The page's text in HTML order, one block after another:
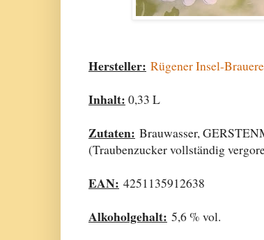
Hersteller: Rügener Insel-
Inhalt: 0,33 L
Zutaten: Brauwasser,
(Traubenzucker vollständig
EAN: 4251135912638
Alkoholgehalt: 5,6 % vol.